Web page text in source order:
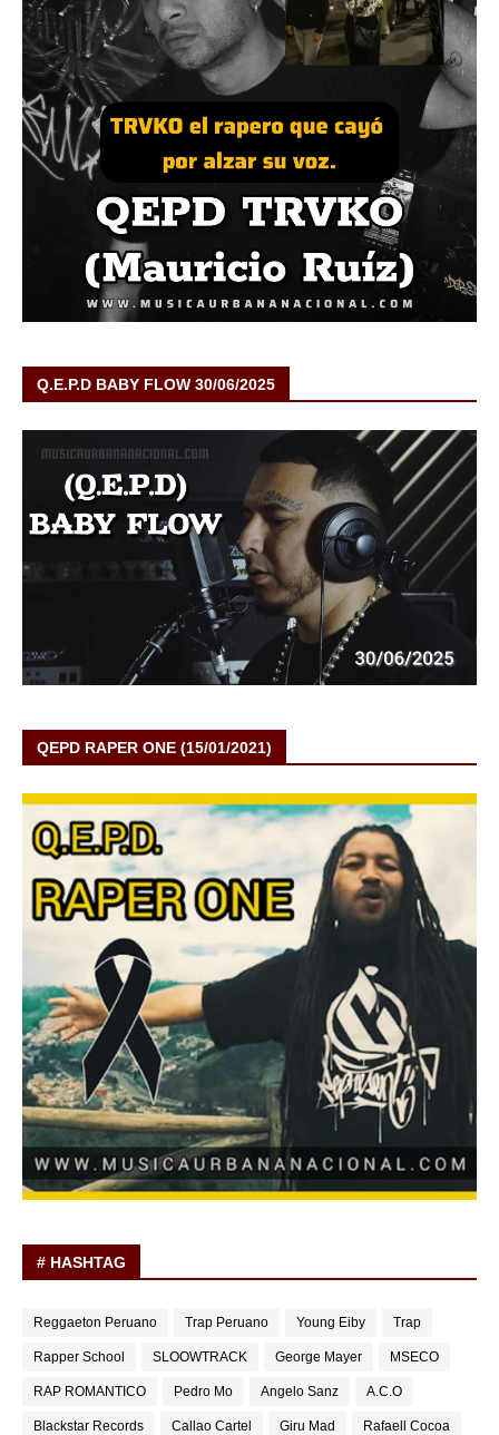
Q.E.P.D BABY FLOW 30/06/2025
QEPD RAPER ONE (15/01/2021)
# HASHTAG
Reggaeton Peruano Trap Peruano Young Eiby Trap
Rapper School SLOOWTRACK George Mayer MSECO
RAP ROMANTICO Pedro Mo Angelo Sanz A.C.O
Blackstar Records Callao Cartel Giru Mad Rafaell Cocoa